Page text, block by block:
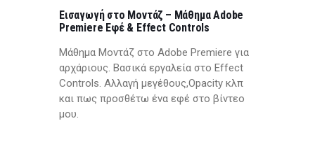
Εισαγωγή στο Μοντάζ – Μάθημα Adobe
Premiere Εφέ & Effect Controls
Μάθημα Μοντάζ στο Adobe Premiere για
αρχάριους. Βασικά εργαλεία στο Effect
Controls. Αλλαγή μεγέθους,Opacity κλπ
και πως προσθέτω ένα εφέ στο βίντεο
μου.